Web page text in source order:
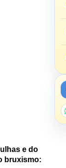
e do
bruxismo: